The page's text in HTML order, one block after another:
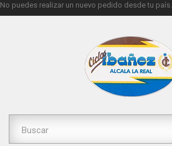
No puedes realizar un nuevo pedido desde tu país.